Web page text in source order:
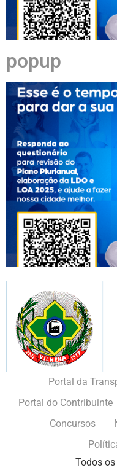
popup
Portal da
Portal do Contribuinte
Concursos
Todos